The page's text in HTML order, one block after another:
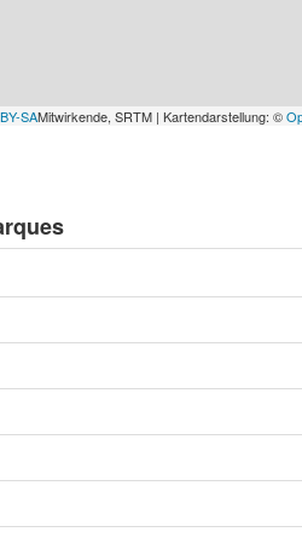
SAMitwirkende, SRTM | Kartendarstellung: ©